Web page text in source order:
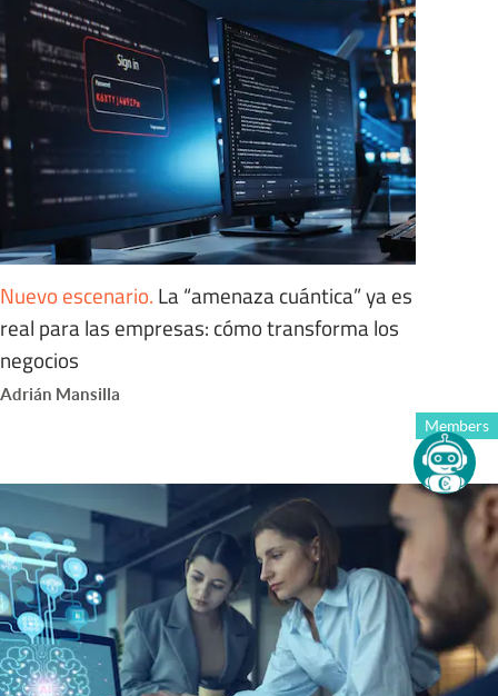
Nuevo escenario. La “amenaza cuántica” ya es
real para las empresas: cómo transforma los
negocios
Adrián Mansilla
Members